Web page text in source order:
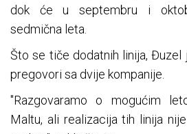
dok će u septembru i
sedmična leta.
Što se tiče dodatnih linija, Đuzel
pregovori sa dvije kompanije.
"Razgovaramo o mogućim
Maltu, ali realizacija tih linija